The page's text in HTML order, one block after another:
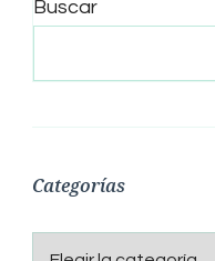
Buscar
Categorías
Categorías